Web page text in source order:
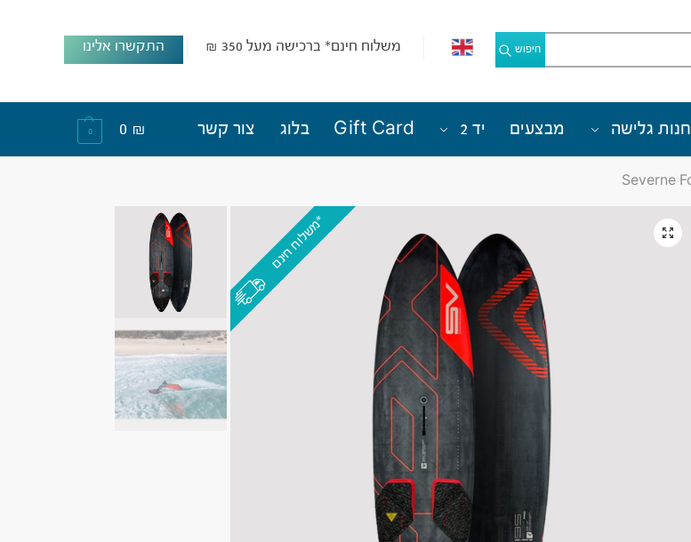
חיפוש משלוח חינם* ברכישה מעל 350 ₪ התקשרו אלינו
חנות גלישה מבצעים יד 2 Gift Card בלוג צור קשר ₪
0